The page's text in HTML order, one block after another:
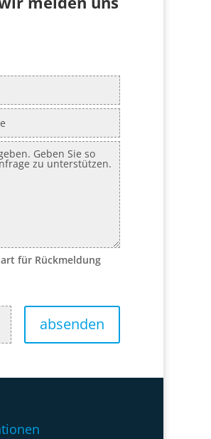
für Rückmeldung
absenden